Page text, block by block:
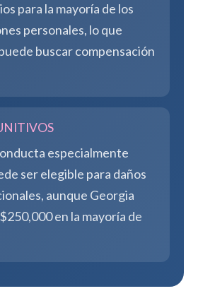
para la mayoría de los
personales, lo que
buscar compensación
especialmente
ser elegible para daños
aunque Georgia
en la mayoría de